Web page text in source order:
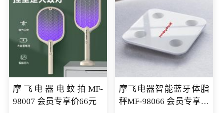
摩飞电器电蚊拍MF-
98007 会员专享价66元
摩飞电器智能蓝牙体脂
秤MF-98066 会员专享价